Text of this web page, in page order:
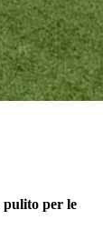
pulito per le